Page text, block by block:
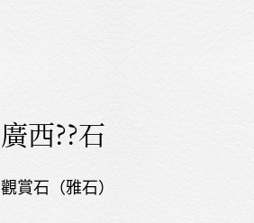
廣西??石
觀賞石（雅石）